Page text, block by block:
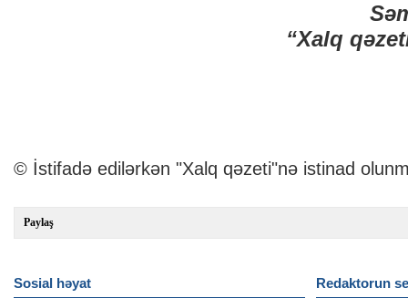
“Xalq
© İstifadə edilərkən "Xalq qəzeti"nə istinad
Paylaş
Sosial həyat Redaktorun